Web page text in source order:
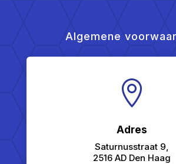
Algemene

Adres
Saturnusstraat 9,
2516 AD Den Haag